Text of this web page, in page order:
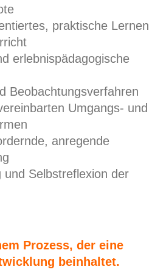
praktische Lernen
erlebnispädagogische
Beobachtungsverfahren
Umgangs- und
anregende
und Selbstreflexion der
Prozess, der eine
beinhaltet.